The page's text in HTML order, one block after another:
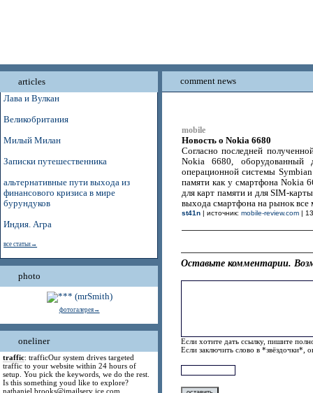
articles
Лава и Вулкан
Великобритания
Милый Милан
Записки путешественника
альтернативные пути выхода из
финансового кризиса в мире
бурундуков
Индия. Агра
все статьи→
photo
фотогалерея→
oneliner
traffic: trafficOur system drives targeted
traffic to your website within 24 hours of
setup. You pick the keywords, we do the rest.
Is this something youd like to explore?
nathaniel.brooks@jmailserv ice.com
comment news
mobile
Новость о Nokia 6680
Согласно последней
Nokia 6680, оборудованный
операционной системы
памяти как у смартфона Nokia
для карт памяти и для SIM-
выхода смартфона на рынок
st41n| источник: mobile-review.com|
Оставьте комментарии.
Если хотите дать ссылку, пишите
Если заключить слово в *звёздочки*,